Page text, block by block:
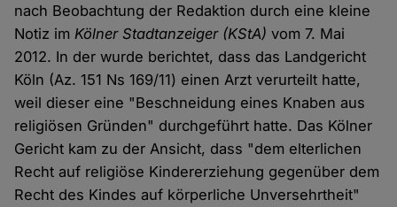
nach Beobachtung der Redaktion durch eine kleine
Notiz im Kölner Stadtanzeiger (KStA)vom 7. Mai
2012. In der wurde berichtet, dass das Landgericht
Köln (Az. 151 Ns 169/11) einen Arzt verurteilt hatte,
weil dieser eine "Beschneidung eines Knaben aus
religiösen Gründen" durchgeführt hatte. Das Kölner
Gericht kam zu der Ansicht, dass "dem elterlichen
Recht auf religiöse Kindererziehung gegenüber dem
Recht des Kindes auf körperliche Unversehrtheit"